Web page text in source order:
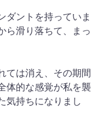
ダントを持っていま
ら滑り落ちて、まっ
ては消え、その期間
体的な感覚が私を襲
気持ちになりまし